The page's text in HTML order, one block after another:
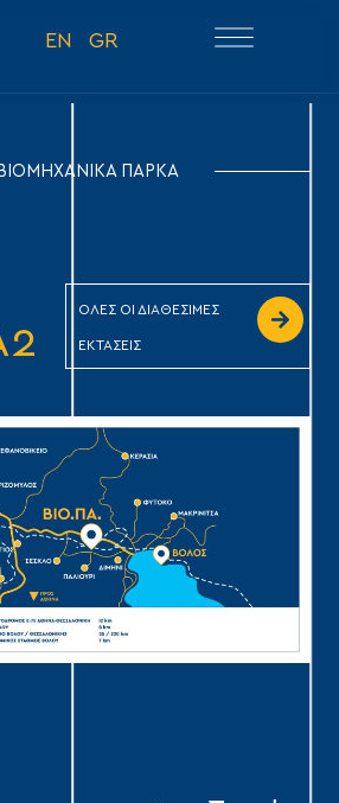
EN GR
ΒΙΟΜΗΧΑΝΙΚΑ ΠΑΡΚΑ
ΟΛΕΣ ΟΙ ΔΙΑΘΕΣΙΜΕΣ
ΕΚΤΑΣΕΙΣ